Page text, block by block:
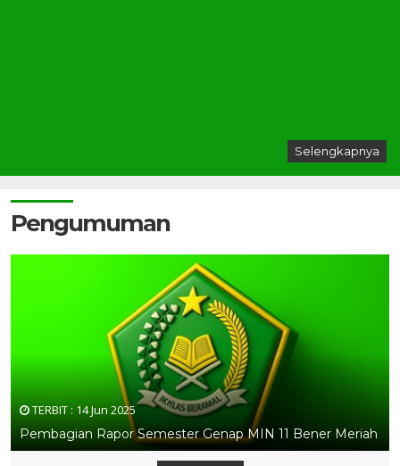
Selengkapnya
Pengumuman
TERBIT : 14 Jun 2025
Pembagian Rapor Semester Genap MIN 11 Bener Meriah